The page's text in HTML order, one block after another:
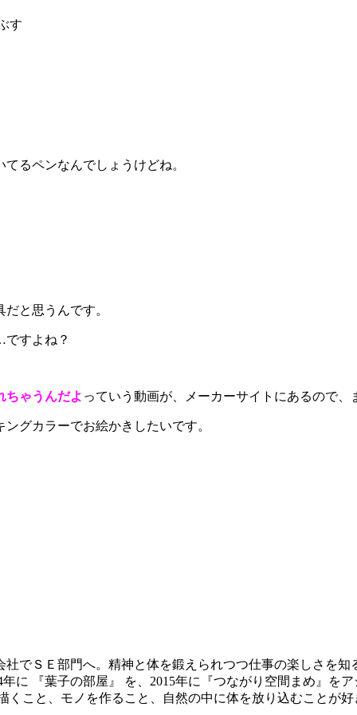
す
るペンなんでしょうけどね。
と思うんです。
すよね？
ちゃうんだよ っていう動画が、メーカーサイトにあるので、
グカラーでお絵かきしたいです。
でＳＥ部門へ。精神と体を鍛えられつつ仕事の楽しさを知
に 『葉子の部屋』 を、2015年に『つながり空間まめ』を
こと、モノを作ること、自然の中に体を放り込むことが好